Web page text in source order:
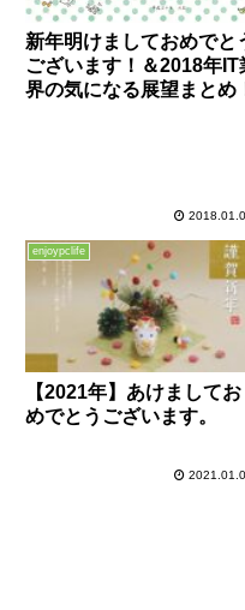
新年明けましておめでと
ございます！＆2018年IT
界の気になる展望まとめ
enjoypclife
【2021年】あけましてお
めでとうございます。